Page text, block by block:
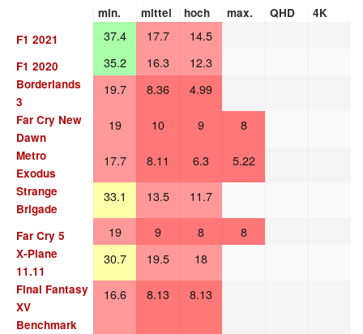
min. mittel hoch max. QHD
4K
F1 2021
37.4 17.7 14.5
F1 2020 35.2 16.3 12.3
Borderlands
3
19.7 8.36 4.99
Far Cry New
Dawn
19 10 9 8
Metro
Exodus
17.7 8.11 6.3 5.22
Strange
Brigade
33.1 13.5 11.7
Far Cry 5 19 9 8 8
X-Plane
11.11
30.7 19.5 18
Final Fantasy
XV
Benchmark
16.6 8.13 8.13